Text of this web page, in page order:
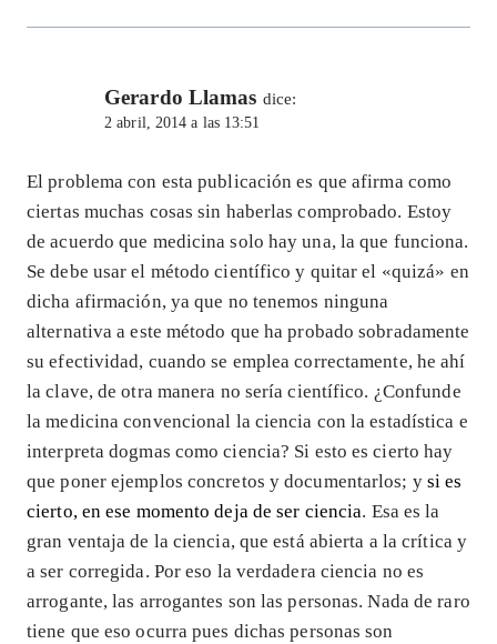
Gerardo Llamas dice:
2 abril, 2014 a las 13:51
El problema con esta publicación es que afirma como
ciertas muchas cosas sin haberlas comprobado. Estoy
de acuerdo que medicina solo hay una, la que funciona.
Se debe usar el método científico y quitar el «quizá» en
dicha afirmación, ya que no tenemos ninguna
alternativa a este método que ha probado sobradamente
su efectividad, cuando se emplea correctamente, he ahí
la clave, de otra manera no sería científico. ¿Confunde
la medicina convencional la ciencia con la estadística e
interpreta dogmas como ciencia? Si esto es cierto hay
que poner ejemplos concretos y documentarlos; y si es
cierto, en ese momento deja de ser ciencia. Esa es la
gran ventaja de la ciencia, que está abierta a la crítica y
a ser corregida. Por eso la verdadera ciencia no es
arrogante, las arrogantes son las personas. Nada de raro
tiene que eso ocurra pues dichas personas son